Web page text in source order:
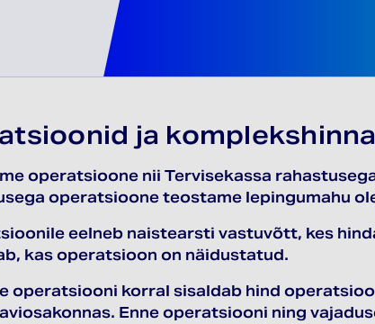
ja
operatsioone nii Tervisekassa
operatsioone teostame lepingumahu
eelneb naistearsti vastuvõtt, kes
kas operatsioon on näidustatud.
operatsiooni korral sisaldab hind
Enne operatsiooni ning